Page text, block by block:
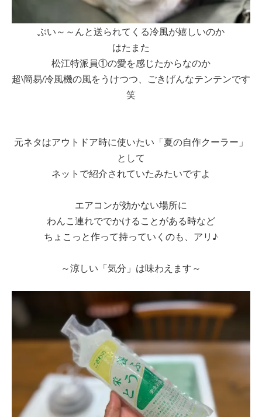
ぶい～～んと送られてくる冷風が嬉しいのか
はたまた
松江特派員①の愛を感じたからなのか
超\簡易/冷風機の風をうけつつ、ごきげんなテンテンです
笑
元ネタはアウトドア時に使いたい「夏の自作クーラー」
として
ネットで紹介されていたみたいですよ
エアコンが効かない場所に
わんこ連れででかけることがある時など
ちょこっと作って持っていくのも、アリ♪
～涼しい「気分」は味わえます～